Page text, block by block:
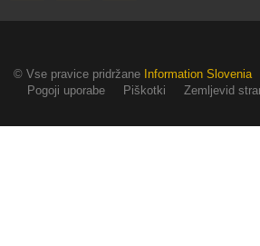
© Vse pravice pridržane Information Slovenia
Pogoji uporabe
Piškotki Zemljevid